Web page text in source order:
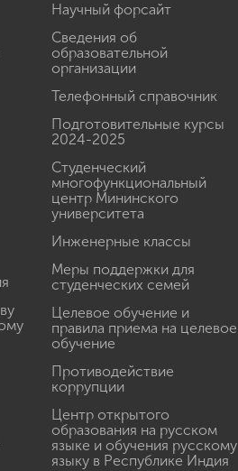
Научный форсайт
Сведения об
образовательной
организации
Телефонный справочник
Подготовительные курсы
2024-2025
Студенческий
многофункциональный
центр Мининского
университета
Инженерные классы
Меры поддержки для
студенческих семей
Целевое обучение и
правила приема на целевое
обучение
Противодействие
коррупции
Центр открытого
образования на русском
языке и обучения русскому
языку в Республике Индия